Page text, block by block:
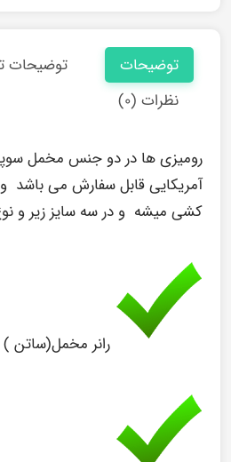
توضیحات
توضیحات
نظرات (۰)
رومیزی ها در دو جنس مخمل
آمریکایی قابل سفارش می باشد
کشی میشه و در سه سایز زیر و
رانر مخمل(ساتن ) با سایز ۴۰